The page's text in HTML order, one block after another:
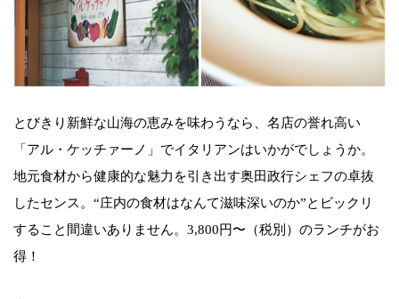
とびきり新鮮な山海の恵みを味わうなら、名店の誉れ高い
「アル・ケッチァーノ」でイタリアンはいかがでしょうか。
地元食材から健康的な魅力を引き出す奥田政行シェフの卓抜
したセンス。“庄内の食材はなんて滋味深いのか”とビックリ
すること間違いありません。3,800円〜（税別）のランチがお
得！